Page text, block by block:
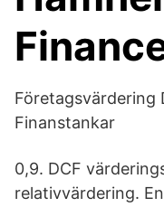
Företagsvärdering
Finanstankar
0,9. DCF
relativvärdering.